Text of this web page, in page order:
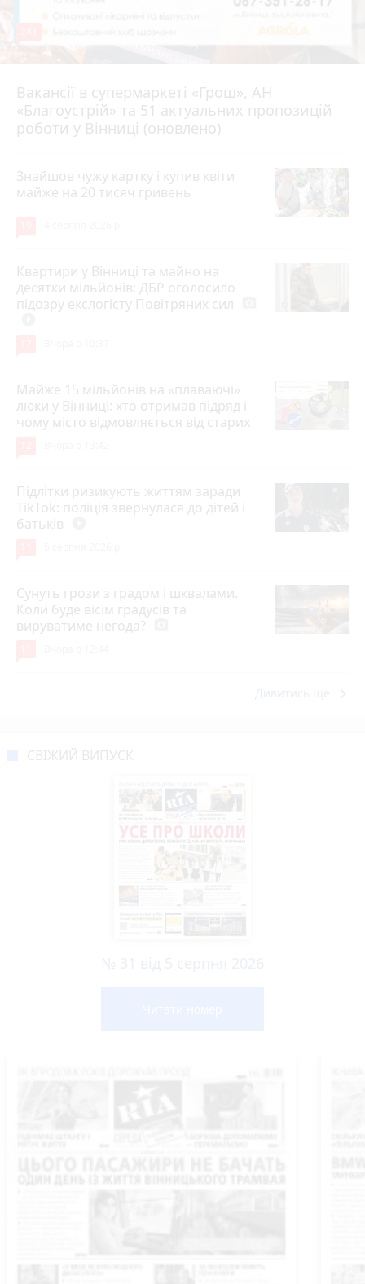
Вакансії в супермаркеті «Грош», АН
«Благоустрій» та 51 актуальних пропозицій
роботи у Вінниці (оновлено)
4 серпня 2026 р.
Знайшов чужу картку і купив квіти
майже на 20 тисяч гривень
Квартири у Вінниці та майно на
десятки мільйонів: ДБР оголосило
підозру екслогісту Повітряних сил
Майже 15 мільйонів на «плаваючі»
люки у Вінниці: хто отримав підряд і
чому місто відмовляється від старих
Підлітки ризикують життям заради
TikTok: поліція звернулася до дітей і
батьків
Сунуть грози з градом і шквалами.
Коли буде вісім градусів та
вируватиме негода?